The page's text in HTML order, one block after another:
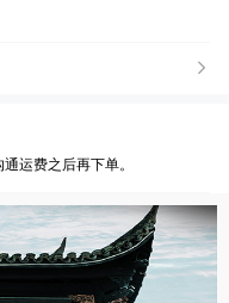
运费之后再下单。